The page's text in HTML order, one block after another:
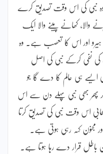
نبی کی اس وقت تصدیق کرے
والا، کھانے پینے والا ایک
ہیرو اور اس کا تعصب ہے۔ وہ
نفی کرکے نبی کی اصل
ایسے ہی عالم کا دے گا جو
پھر بھی نبی پہلے دن سے اس
اس وقت نبی کی تصدیق کرتا
مجنون کہہ رہی ہوتی ہے۔
باطل قرار دے رہا ہوتا ہے۔